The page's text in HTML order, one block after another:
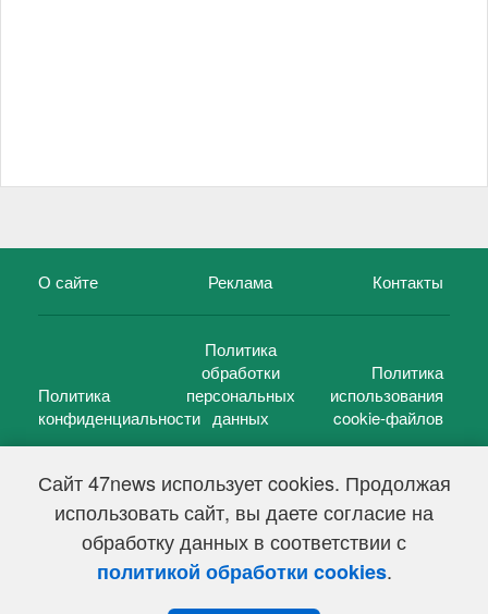
Сайт 47news использует cookies. Продолжая
использовать сайт, вы даете согласие на
обработку данных в соответствии с
политикой обработки cookies.
О сайте Реклама Контакты
Политика
конфиденциальности
Политика
обработки
персональных
данных
Политика
использования
cookie-файлов
47 новостей (47 news)2005 — 2026 г.
Свидетельство о регистрации СМИ Эл № ФС 77-39848, выдано
Федеральной службой по надзору в сфере связи,
информационных технологий и массовых коммуникаций